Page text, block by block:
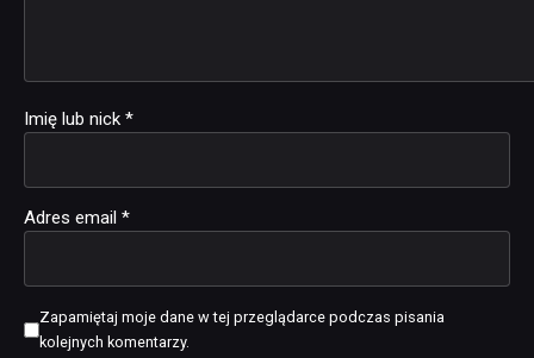
Imię lub nick *
Adres email *
Zapamiętaj moje dane w tej przeglądarce podczas pisania
kolejnych komentarzy.